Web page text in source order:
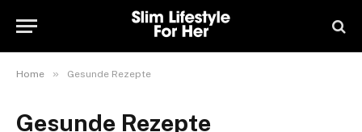
Home » Gesunde Rezepte
Gesunde Rezepte